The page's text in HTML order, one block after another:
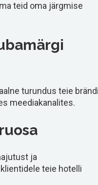
teid oma järgmise
turundus teie
meediakanalites.
ja
teie hotelli